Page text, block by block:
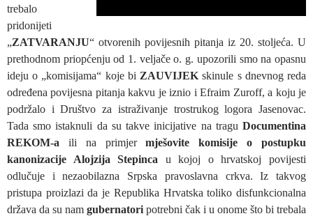
trebalo
pridonijeti
„ZATVARANJU“ otvorenih povijesnih pitanja iz 20. stoljeća. U
prethodnom priopćenju od 1. veljače o. g. upozorili smo na opasnu
ideju o „komisijama“ koje bi ZAUVIJEK skinule s dnevnog reda
određena povijesna pitanja kakvu je iznio i Efraim Zuroff, a koju je
podržalo i Društvo za istraživanje trostrukog logora Jasenovac.
Tada smo istaknuli da su takve inicijative na tragu Documentina
REKOM-a ili na primjermješovite komisije o postupku
kanonizacije Alojzija Stepinca u kojoj o hrvatskoj povijesti
odlučuje i nezaobilazna Srpska pravoslavna crkva. Iz takvog
pristupa proizlazi da je Republika Hrvatska toliko disfunkcionalna
država da su nam gubernatori potrebni čak i u onome što bi trebala